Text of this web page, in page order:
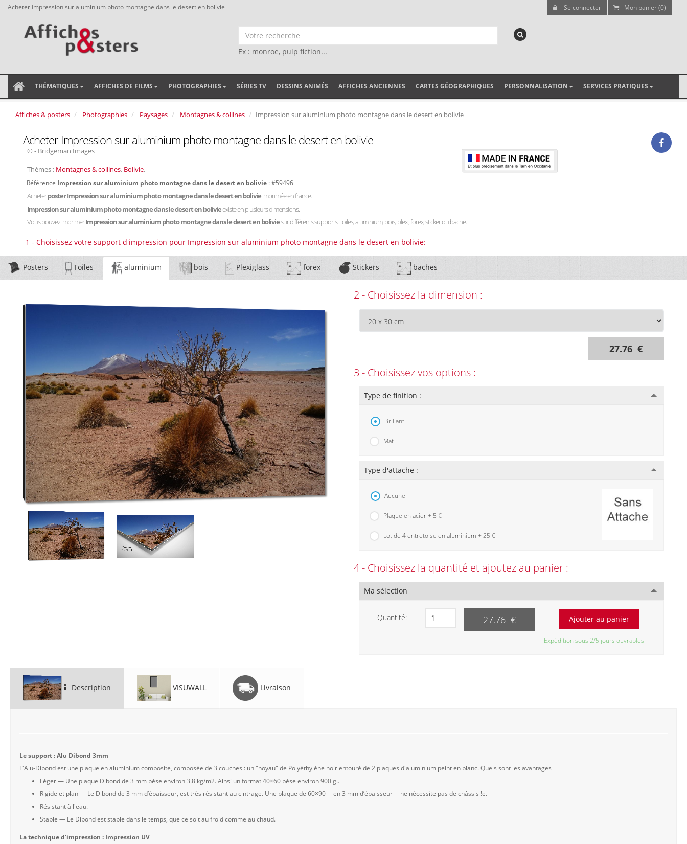
Acheter Impression sur aluminium photo montagne dans le desert en bolivie Se connecter Mon panier (0)
Ex : monroe, pulp fiction...
THÉMATIQUES AFFICHES DE FILMS PHOTOGRAPHIES SÉRIES TV DESSINS ANIMÉS AFFICHES ANCIENNES CARTES GÉOGRAPHIQUES PERSONNALISATION SERVICES PRATIQUES
Affiches & posters Photographies Paysages Montagnes & collines Impression sur aluminium photo montagne dans le desert en bolivie
Acheter Impression sur aluminium photo montagne dans le desert en bolivie
© - Bridgeman Images
Thèmes : Montagnes & collines, Bolivie,
Référence Impression sur aluminium photo montagne dans le desert en bolivie : #59496
Acheterposter Impression sur aluminium photo montagne dans le desert en bolivieimprimée en france.
Impression sur aluminium photo montagne dans le desert en bolivieexiste en plusieurs dimensions.
Vous pouvez imprimerImpression sur aluminium photo montagne dans le desert en boliviesur différents supports : toiles, aluminium, bois, plexi, forex, sticker ou bache.
1 - Choisissez votre support d'impression pour Impression sur aluminium photo montagne dans le desert en bolivie:
Posters Toiles aluminium bois Plexiglass forex Stickers baches
2 - Choisissez la dimension :
27.76 €
3 - Choisissez vos options :
Type de finition :
Brillant
Mat
Type d'attache :
Aucune
Plaque en acier + 5 €
Lot de 4 entretoise en aluminium + 25 €
4 - Choisissez la quantité et ajoutez au panier :
Ma sélection
Quantité: 27.76 €
Expédition sous 2/5 jours ouvrables.
Description VISUWALL Livraison
Le support : Alu Dibond 3mm
L'Alu-Dibond est une plaque en aluminium composite, composée de 3 couches : un "noyau" de Polyéthylène noir entouré de 2 plaques d'aluminium peint en blanc. Quels sont les avantages
Léger — Une plaque Dibond de 3 mm pèse environ 3.8 kg/m2. Ainsi un format 40×60 pèse environ 900 g..
Rigide et plan — Le Dibond de 3 mm d’épaisseur, est très résistant au cintrage. Une plaque de 60×90 —en 3 mm d’épaisseur— ne nécessite pas de châssis !e.
Résistant à l'eau.
Stable — Le Dibond est stable dans le temps, que ce soit au froid comme au chaud.
La technique d'impression : Impression UV